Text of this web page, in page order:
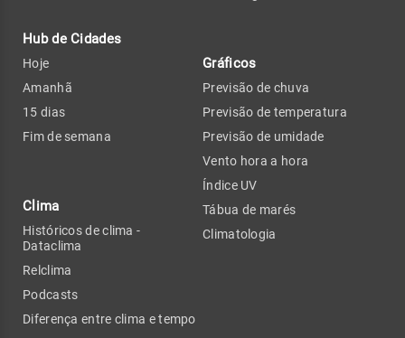
Hub de Cidades
Hoje
Amanhã
15 dias
Fim de semana
Clima
Históricos de clima -
Dataclima
Relclima
Podcasts
Diferença entre clima e tempo
Gráficos
Previsão de chuva
Previsão de temperatura
Previsão de umidade
Vento hora a hora
Índice UV
Tábua de marés
Climatologia